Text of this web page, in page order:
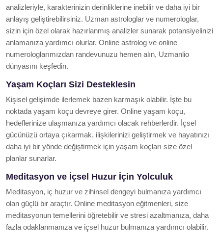
analizleriyle, karakterinizin derinliklerine inebilir ve daha iyi bir
anlayış geliştirebilirsiniz. Uzman astrologlar ve numerologlar,
sizin için özel olarak hazırlanmış analizler sunarak potansiyelinizi
anlamanıza yardımcı olurlar. Online astrolog ve online
numerologlarımızdan randevunuzu hemen alın, Uzmanlio
dünyasını keşfedin.
Yaşam Koçları Sizi Desteklesin
Kişisel gelişimde ilerlemek bazen karmaşık olabilir. İşte bu
noktada yaşam koçu devreye girer. Online yaşam koçu,
hedeflerinize ulaşmanıza yardımcı olacak rehberlerdir. İçsel
gücünüzü ortaya çıkarmak, ilişkilerinizi geliştirmek ve hayatınızı
daha iyi bir yönde değiştirmek için yaşam koçları size özel
planlar sunarlar.
Meditasyon ve İçsel Huzur İçin Yolculuk
Meditasyon, iç huzur ve zihinsel dengeyi bulmanıza yardımcı
olan güçlü bir araçtır. Online meditasyon eğitmenleri, size
meditasyonun temellerini öğretebilir ve stresi azaltmanıza, daha
fazla odaklanmanıza ve içsel huzur bulmanıza yardımcı olabilir.